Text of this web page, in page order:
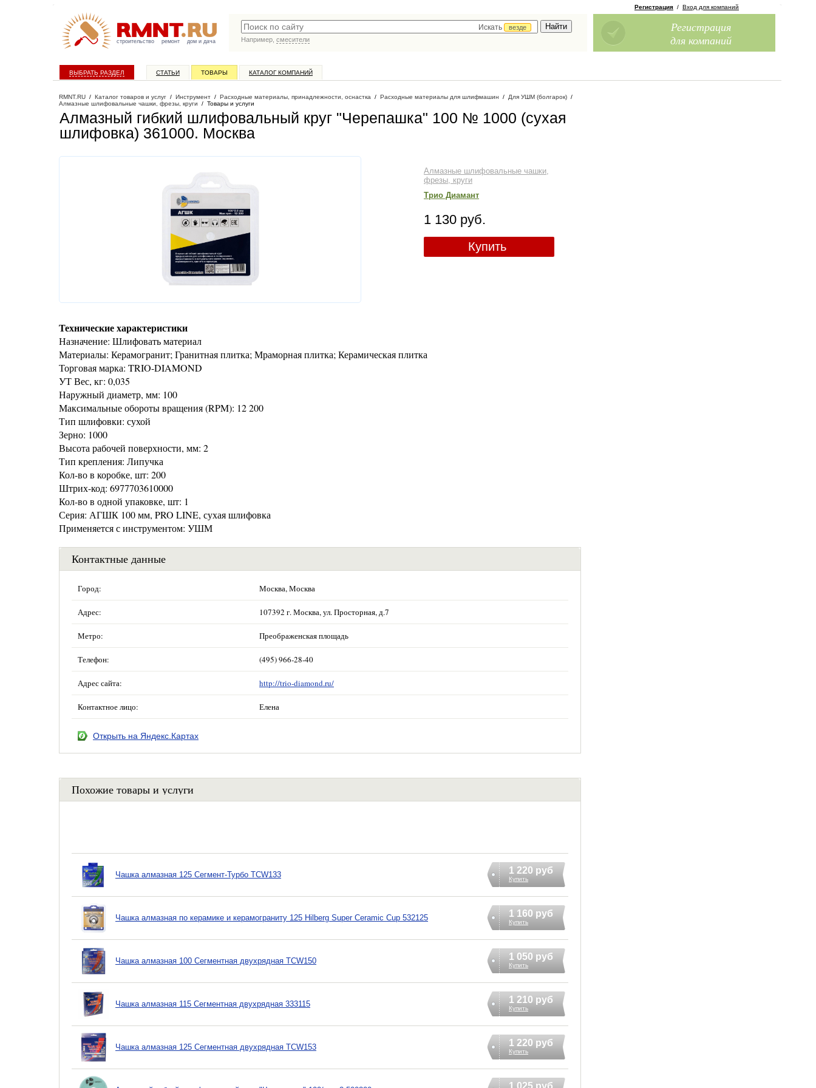
строительство ремонт дом и дача
Искать
везде
Например, смесители
Регистрация / Вход для компаний
Регистрация
для компаний
ВЫБРАТЬ РАЗДЕЛ СТАТЬИ ТОВАРЫ КАТАЛОГ КОМПАНИЙ
RMNT.RU / Каталог товаров и услуг / Инструмент / Расходные материалы, принадлежности, оснастка / Расходные материалы для шлифмашин / Для УШМ (болгарок) /
Алмазные шлифовальные чашки, фрезы, круги / Товары и услуги
Алмазный гибкий шлифовальный круг "Черепашка" 100 № 1000 (сухая
шлифовка) 361000. Москва
Алмазные шлифовальные чашки,
фрезы, круги
Трио Диамант
1 130 руб.
Купить
Технические характеристики
Назначение: Шлифовать материал
Материалы: Керамогранит; Гранитная плитка; Мраморная плитка; Керамическая плитка
Торговая марка: TRIO-DIAMOND
УТ Вес, кг: 0,035
Наружный диаметр, мм: 100
Максимальные обороты вращения (RPM): 12 200
Тип шлифовки: сухой
Зерно: 1000
Высота рабочей поверхности, мм: 2
Тип крепления: Липучка
Кол-во в коробке, шт: 200
Штрих-код: 6977703610000
Кол-во в одной упаковке, шт: 1
Серия: АГШК 100 мм, PRO LINE, сухая шлифовка
Применяется с инструментом: УШМ
Контактные данные
Город: Москва, Москва
Адрес: 107392 г. Москва, ул. Просторная, д.7
Метро: Преображенская площадь
Телефон: (495) 966-28-40
Адрес сайта: http://trio-diamond.ru/
Контактное лицо: Елена
Открыть на Яндекс.Картах
Похожие товары и услуги
Чашка алмазная 125 Сегмент-Турбо TCW133 1 220 руб
Купить
Чашка алмазная по керамике и керамограниту 125 Hilberg Super Ceramic Cup 532125 1 160 руб
Купить
Чашка алмазная 100 Сегментная двухрядная TCW150 1 050 руб
Купить
Чашка алмазная 115 Сегментная двухрядная 333115 1 210 руб
Купить
Чашка алмазная 125 Сегментная двухрядная TCW153 1 220 руб
Купить
1 025 руб